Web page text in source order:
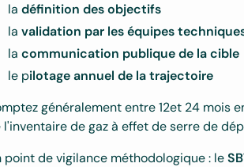
ladéfinition des objectifs
lavalidation par les équipes
lacommunication publique de la cible
le pilotage annuel de la trajectoire
généralement entre 12et 24 mois
l'inventaire de gaz à effet de serre de
point de vigilance méthodologique : le